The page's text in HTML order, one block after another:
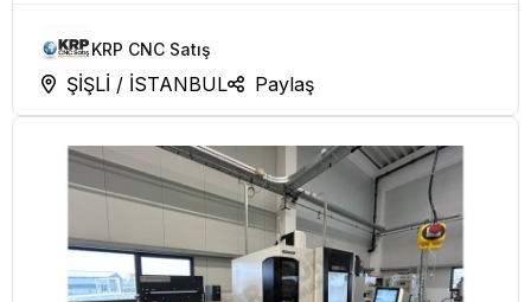
KRP CNC Satış
ŞİŞLİ / İSTANBUL Paylaş